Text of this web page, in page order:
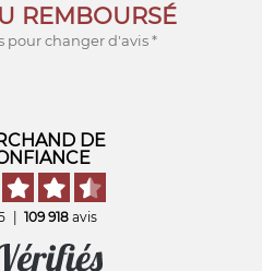
REMBOURSÉ
pour changer d'avis *
DE
| 109 918 avis